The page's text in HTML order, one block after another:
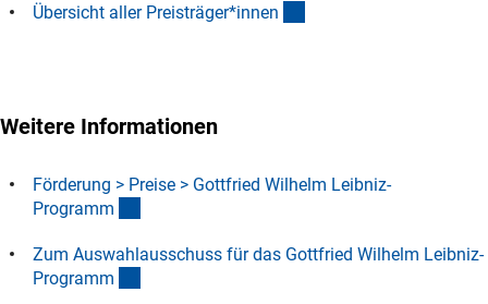
Übersicht aller Preisträger*innen
Weitere Informationen
Förderung > Preise > Gottfried Wilhelm Leibniz-
Programm
Zum Auswahlausschuss für das Gottfried Wilhelm Leibniz-
Programm